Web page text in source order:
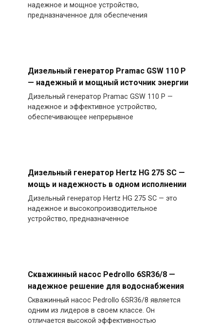
надежное и мощное устройство,
предназначенное для обеспечения
Дизельный генератор Pramac GSW 110 P
— надежный и мощный источник энергии
Дизельный генератор Pramac GSW 110 P —
надежное и эффективное устройство,
обеспечивающее непрерывное
Дизельный генератор Hertz HG 275 SC —
мощь и надежность в одном исполнении
Дизельный генератор Hertz HG 275 SC — это
надежное и высокопроизводительное
устройство, предназначенное
Скважинный насос Pedrollo 6SR36/8 —
надежное решение для водоснабжения
Скважинный насос Pedrollo 6SR36/8 является
одним из лидеров в своем классе. Он
отличается высокой эффективностью